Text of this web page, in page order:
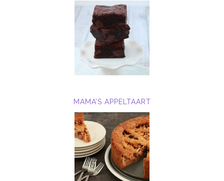
MAMA’S APPELTAART